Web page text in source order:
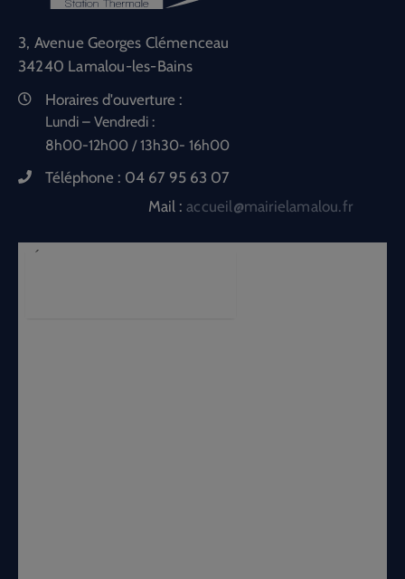
3, Avenue Georges Clémenceau
34240 Lamalou-les-Bains
Horaires d'ouverture :
Lundi – Vendredi :
8h00-12h00 / 13h30- 16h00
Téléphone : 04 67 95 63 07
Mail :accueil@mairielamalou.fr